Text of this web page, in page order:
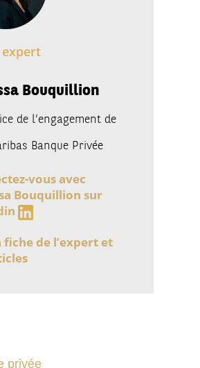
Bouquillion
de l’engagement de
Banque Privée
vous avec
Bouquillion sur
fiche de l’expert et
privée